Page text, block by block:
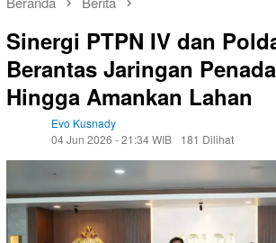
Sinergi PTPN IV dan
Berantas Jaringan
Hingga Amankan Lahan
Evo Kusnady
04 Jun 2026 - 21:34 WIB
181 Dilihat